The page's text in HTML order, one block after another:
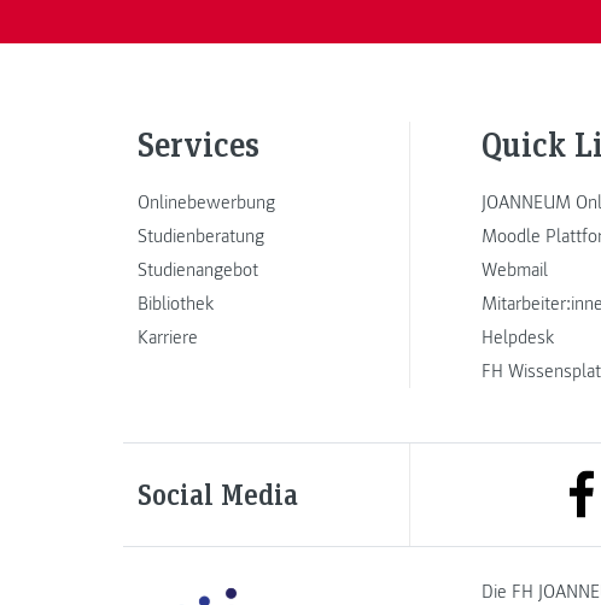
Services
Onlinebewerbung
Studienberatung
Studienangebot
Bibliothek
Karriere
Quick
JOANNEUM
Moodle
Webmail
Helpdesk
FH
Social Media
Die FH